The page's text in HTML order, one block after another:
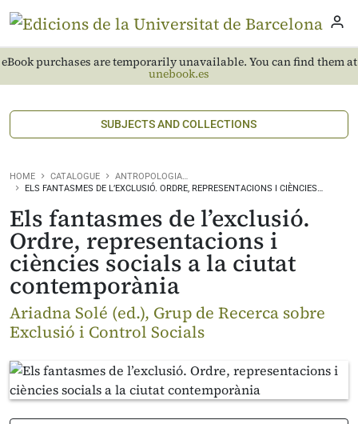
eBook purchases are temporarily unavailable. You can find them at
unebook.es
SUBJECTS AND COLLECTIONS
HOME CATALOGUE
ANTROPOLOGIA…
ELS FANTASMES DE L’EXCLUSIÓ. ORDRE, REPRESENTACIONS I CIÈNCIES…
Els fantasmes de l’exclusió.
Ordre, representacions i
ciències socials a la ciutat
contemporània
Ariadna Solé (ed.), Grup de Recerca sobre
Exclusió i Control Socials